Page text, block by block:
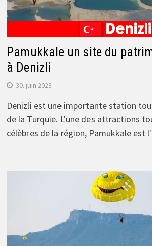
Pamukkale un site du
à Denizli
30. juin 2023
Denizli est une importante station
de la Turquie. L'une des attractions
célèbres de la région, Pamukkale est